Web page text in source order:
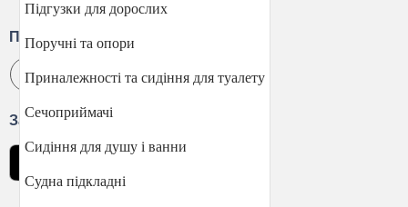
Підгузки для дорослих
Поручні та опори
Приналежності та сидіння для туалету
Сечоприймачі
Сидіння для душу і ванни
Судна підкладні
Завантажити застосунок
Приєднуйтесь